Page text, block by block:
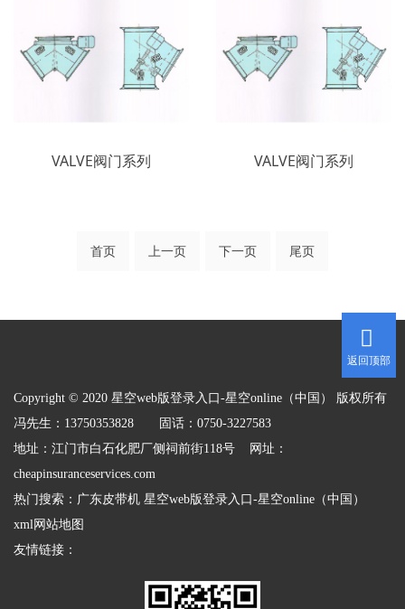
VALVE阀门系列 VALVE阀门系列
首页 上一页 下一页 尾页
Copyright © 2020 星空web版登录入口-星空online（中国） 版权所有
冯先生：13750353828 固话：0750-3227583
地址：江门市白石化肥厂侧祠前街118号 网址：
cheapinsuranceservices.com
热门搜索： 广东皮带机 星空web版登录入口-星空online（中国）
xml网站地图
友情链接：
返回顶部